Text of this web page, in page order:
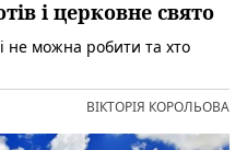
і церковне свято
можна робити та хто
ВІКТОРІЯ КОРОЛЬОВА